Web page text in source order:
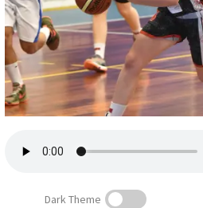
Uredništvo
Oglasi
Založnik
Dark Theme